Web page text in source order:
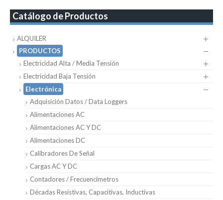
Catálogo de Productos
ALQUILER
PRODUCTOS
Electricidad Alta / Media Tensión
Electricidad Baja Tensión
Electrónica
Adquisición Datos / Data Loggers
Alimentaciones AC
Alimentaciones AC Y DC
Alimentaciones DC
Calibradores De Señal
Cargas AC Y DC
Contadores / Frecuencímetros
Décadas Resistivas, Capacitivas, Inductivas